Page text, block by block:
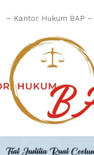
– Kantor Hukum BAP –